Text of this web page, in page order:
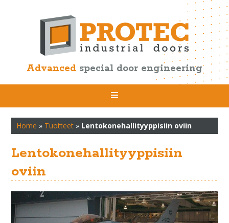
Advanced special door engineering
Home » Tuotteet » Lentokonehallityyppisiin oviin
Lentokonehallityyppisiin
oviin